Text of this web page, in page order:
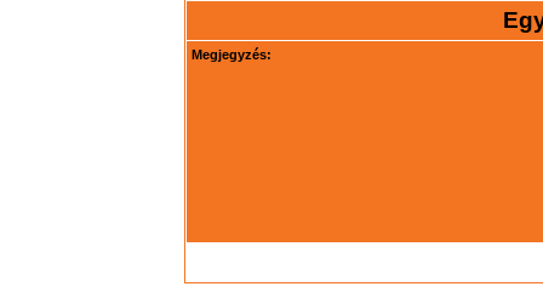
Megjegyzés: